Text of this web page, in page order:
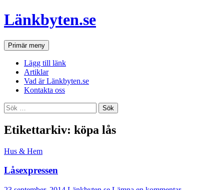
Hoppa
till
Länkbyten.se
SökPrimär meny
Lägg till länk
Artiklar
Vad är Länkbyten.se
Kontakta oss
Sök
efter:
Etikettarkiv: köpa lås
Hus & Hem
Låsexpressen